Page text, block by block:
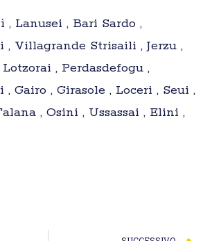
, Lanusei , Bari Sardo ,
, Villagrande Strisaili , Jerzu ,
, Perdasdefogu ,
, Gairo , Girasole , Loceri , Seui ,
, Osini , Ussassai , Elini ,